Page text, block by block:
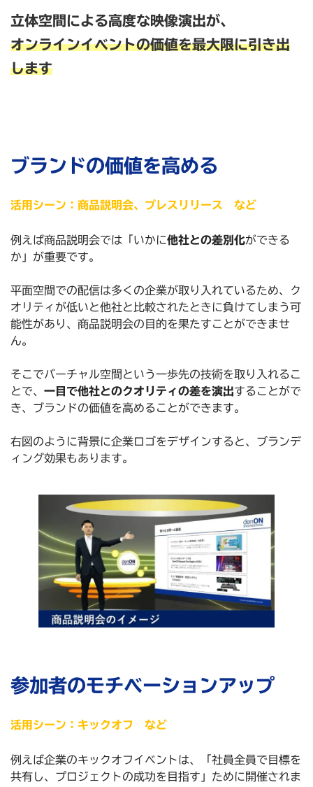
立体空間による高度な映像演出が、
オンラインイベントの価値を最大限に引き出
します
ブランドの価値を高める
活用シーン：商品説明会、プレスリリース など
例えば商品説明会では「いかに他社との差別化ができる
か」が重要です。
平面空間での配信は多くの企業が取り入れているため、ク
オリティが低いと他社と比較されたときに負けてしまう可
能性があり、商品説明会の目的を果たすことができませ
ん。
そこでバーチャル空間という一歩先の技術を取り入れるこ
とで、 一目で他社とのクオリティの差を演出することがで
き、ブランドの価値を高めることができます。
右図のように背景に企業ロゴをデザインすると、ブランデ
ィング効果もあります。
参加者のモチベーションアップ
活用シーン：キックオフ など
例えば企業のキックオフイベントは、「社員全員で目標を
共有し、プロジェクトの成功を目指す」ために開催されま